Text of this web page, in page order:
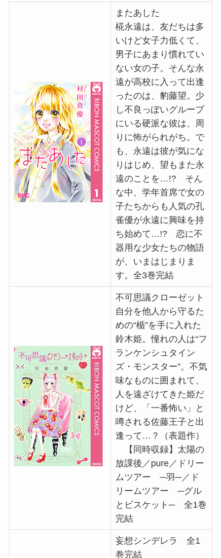
またあした
椛永遠は、友だちは多
いけど女子力低くて、
男子にあまり慣れてい
ない女の子。そんな永
遠が高校に入って出逢
ったのは、豹藤望。少
し不良っぽいグループ
にいる硬派な彼は、周
りに怖がられがち。で
も、永遠は彼が気にな
りはじめ、望もまた永
遠のことを…!? そん
な中、学年首席で女の
子たちからも人気の孔
雀優が永遠に興味を持
ち始めて…!? 恋に不
器用な少女たちの物語
が、いまはじまりま
す。全3巻完結
不可思議クローゼット
自分を他人から守るた
めの“楯”を手に入れた
鈴木姫。憧れの人は“フ
ランケンシュタイン
ズ・モンスター”。不気
味なものに囲まれて、
人を遠ざけてきた姫だ
けど、「一番怖い」と
噂される佐藤王子と出
逢って…？（表題作）
【同時収録】太陽の
放課後／pure／ドリー
ムツアー ─羽─／ド
リームツアー ─グル
とビスケット─ 全1巻
完結
妄想シンデレラ 全1
巻完結